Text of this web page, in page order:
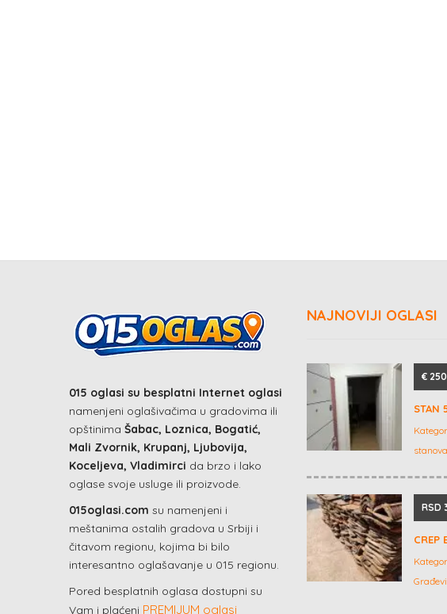
015 oglasi su besplatni Internet oglasi
namenjeni oglašivačima u gradovima ili
opštinima Šabac, Loznica, Bogatić,
Mali Zvornik, Krupanj, Ljubovija,
Koceljeva, Vladimirci da brzo i lako
oglase svoje usluge ili proizvode.
015oglasi.com su namenjeni i
meštanima ostalih gradova u Srbiji i
čitavom regionu, kojima bi bilo
interesantno oglašavanje u 015 regionu.
Pored besplatnih oglasa dostupni su
Vam i plaćeni PREMIJUM oglasi
NAJNOVIJI OGLASI
€ 250
STAN
stanova
RSD
CREP